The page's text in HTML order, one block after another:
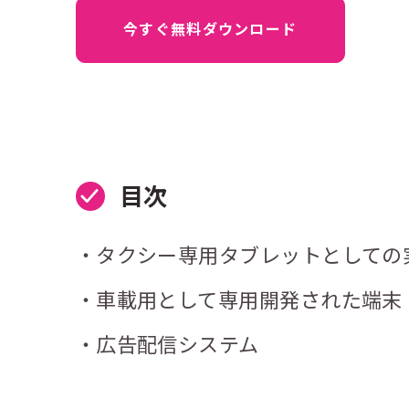
今すぐ無料ダウンロード
目次
タクシー専用タブレットとしての
車載用として専用開発された端末
広告配信システム